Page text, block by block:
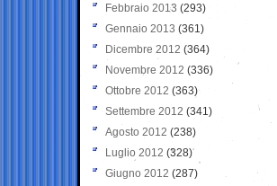
Febbraio 2013 (293)
Gennaio 2013 (361)
Dicembre 2012 (364)
Novembre 2012 (336)
Ottobre 2012 (363)
Settembre 2012 (341)
Agosto 2012 (238)
Luglio 2012 (328)
Giugno 2012 (287)